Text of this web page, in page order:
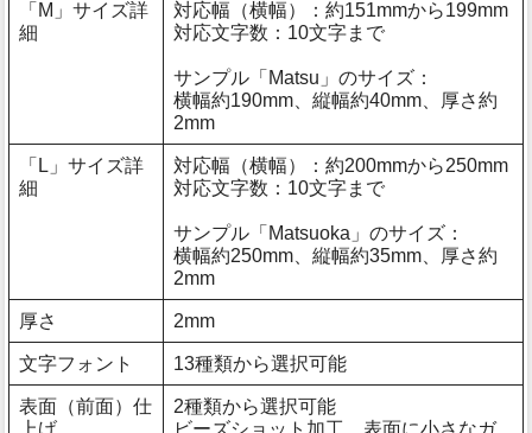
「M」サイズ詳
細
対応幅（横幅）：約151mmから199mm
対応文字数：10文字まで
サンプル「Matsu」のサイズ：
横幅約190mm、縦幅約40mm、厚さ約
2mm
「L」サイズ詳
細
対応幅（横幅）：約200mmから250mm
対応文字数：10文字まで
サンプル「Matsuoka」のサイズ：
横幅約250mm、縦幅約35mm、厚さ約
2mm
厚さ 2mm
文字フォント 13種類から選択可能
表面（前面）仕
上げ
2種類から選択可能
ビーズショット加工…表面に小さなガ